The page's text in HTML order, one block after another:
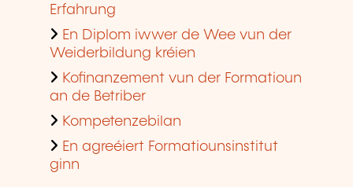
Erfahrung
En Diplom iwwer de Wee vun der
Weiderbildung kréien
Kofinanzement vun der Formatioun
an de Betriber
Kompetenzebilan
En agreéiert Formatiounsinstitut
ginn